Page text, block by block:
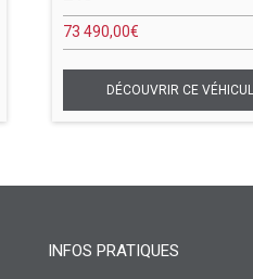
73 490,00€
INFOS PRATIQUES